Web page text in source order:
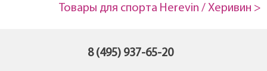
Товары для спорта Herevin / Херивин >
8 (495) 937-65-20